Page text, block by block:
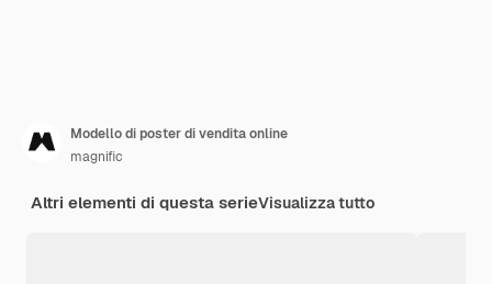
Modello di poster di vendita online
magnific
Altri elementi di questa serieVisualizza tutto